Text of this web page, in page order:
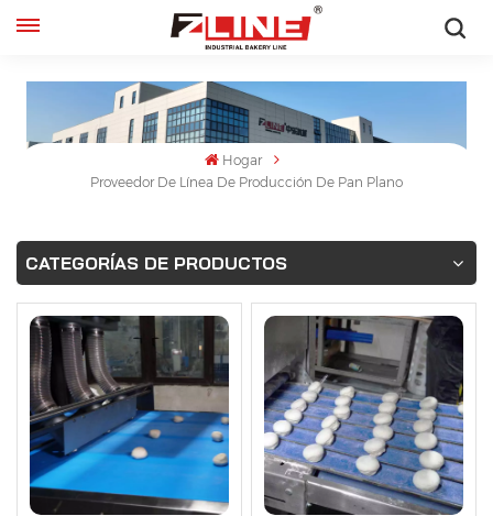
español
Hogar
Proveedor De Línea De Producción De Pan Plano
CATEGORÍAS DE PRODUCTOS